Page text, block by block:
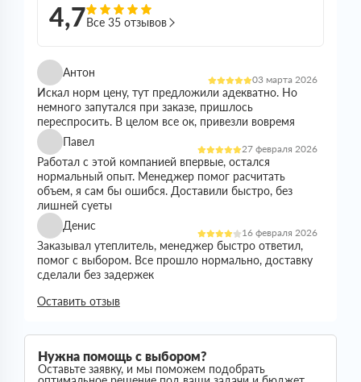
4,7Все 35 отзывов
Антон
03 марта 2026
Искал норм цену, тут предложили адекватно. Но
немного запутался при заказе, пришлось
переспросить. В целом все ок, привезли вовремя
Павел
27 февраля 2026
Работал с этой компанией впервые, остался
нормальный опыт. Менеджер помог расчитать
объем, я сам бы ошибся. Доставили быстро, без
лишней суеты
Денис
16 февраля 2026
Заказывал утеплитель, менеджер быстро ответил,
помог с выбором. Все прошло нормально, доставку
сделали без задержек
Искал утеплитель подешевле, тут предложили норм
Оставить отзыв
Нужна помощь с выбором?
Оставьте заявку, и мы поможем подобрать